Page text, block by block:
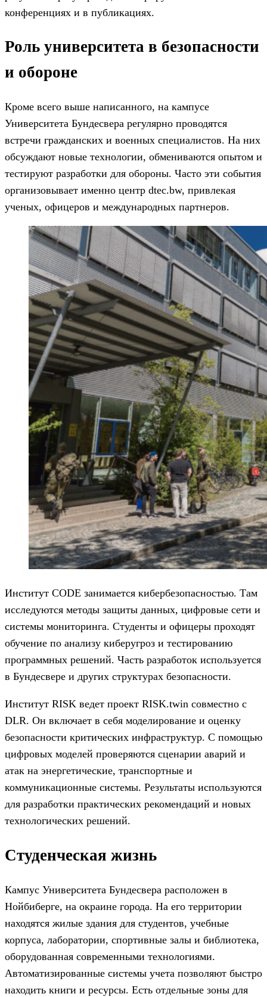
конференциях и в публикациях.
Роль университета в безопасности
и обороне
Кроме всего выше написанного, на кампусе
Университета Бундесвера регулярно проводятся
встречи гражданских и военных специалистов. На них
обсуждают новые технологии, обмениваются опытом и
тестируют разработки для обороны. Часто эти события
организовывает именно центр dtec.bw, привлекая
ученых, офицеров и международных партнеров.
Институт CODE занимается кибербезопасностью. Там
исследуются методы защиты данных, цифровые сети и
системы мониторинга. Студенты и офицеры проходят
обучение по анализу киберугроз и тестированию
программных решений. Часть разработок используется
в Бундесвере и других структурах безопасности.
Институт RISK ведет проект RISK.twin совместно с
DLR. Он включает в себя моделирование и оценку
безопасности критических инфраструктур. С помощью
цифровых моделей проверяются сценарии аварий и
атак на энергетические, транспортные и
коммуникационные системы. Результаты используются
для разработки практических рекомендаций и новых
технологических решений.
Студенческая жизнь
Кампус Университета Бундесвера расположен в
Нойбиберге, на окраине города. На его территории
находятся жилые здания для студентов, учебные
корпуса, лаборатории, спортивные залы и библиотека,
оборудованная современными технологиями.
Автоматизированные системы учета позволяют быстро
находить книги и ресурсы. Есть отдельные зоны для